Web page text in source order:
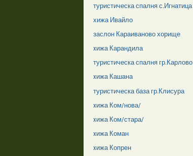
туристическа спалня с.Игнатица
хижа Ивайло
заслон Караиваново хорище
xижа Карандила
туристическа спалня гр.Карлово
xижа Кашана
туристическа база гр.Клисура
xижа Ком/нова/
xижа Ком/стара/
xижа Коман
xижа Копрен